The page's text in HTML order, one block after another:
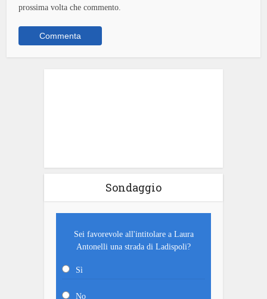
prossima volta che commento.
Sondaggio
Sei favorevole all'intitolare a Laura
Antonelli una strada di Ladispoli?
Sì
No